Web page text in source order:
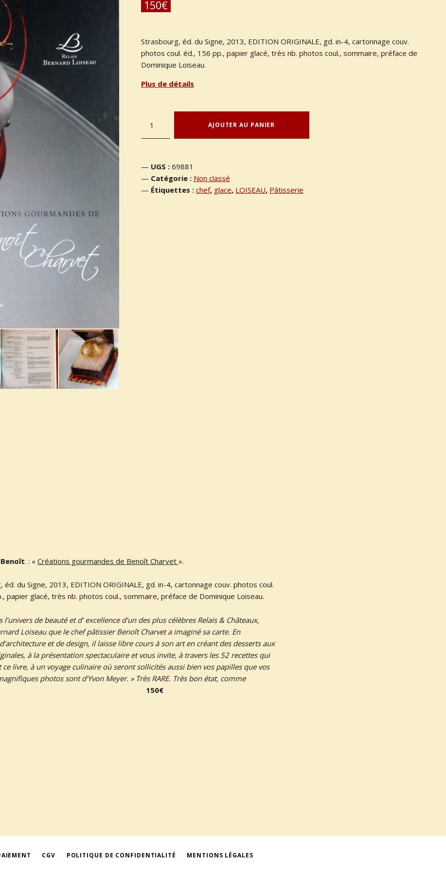
150€
Strasbourg, éd. du Signe, 2013, EDITION ORIGINALE, gd. in-4, cartonnage couv.
photos coul. éd., 156 pp., papier glacé, très nb. photos coul., sommaire, préface de
Dominique Loiseau.
Plus de détails
AJOUTER AU PANIER
UGS : 69881
Catégorie : Non classé
Étiquettes : chef, glace, LOISEAU, Pâtisserie
Benoît. : « Créations gourmandes de Benoît Charvet ».
éd. du Signe, 2013, EDITION ORIGINALE, gd. in-4, cartonnage couv. photos coul.
papier glacé, très nb. photos coul., sommaire, préface de Dominique Loiseau.
l’univers de beauté et d’ excellence d’un des plus célèbres Relais & Châteaux,
Loiseau que le chef pâtissier Benoît Charvet a imaginé sa carte. En
et de design, il laisse libre cours à son art en créant des desserts aux
à la présentation spectaculaire et vous invite, à travers les 52 recettes qui
ce livre, à un voyage culinaire où seront sollicités aussi bien vos papilles que vos
photos sont d’Yvon Meyer. » Très RARE. Très bon état, comme
150€
CGV POLITIQUE DE CONFIDENTIALITÉ MENTIONS LÉGALES